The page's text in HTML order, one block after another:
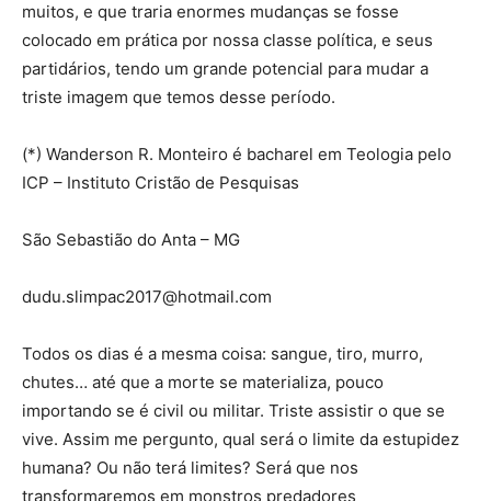
muitos, e que traria enormes mudanças se fosse
colocado em prática por nossa classe política, e seus
partidários, tendo um grande potencial para mudar a
triste imagem que temos desse período.
(*) Wanderson R. Monteiro é bacharel em Teologia pelo
ICP – Instituto Cristão de Pesquisas
São Sebastião do Anta – MG
dudu.slimpac2017@hotmail.com
Todos os dias é a mesma coisa: sangue, tiro, murro,
chutes… até que a morte se materializa, pouco
importando se é civil ou militar. Triste assistir o que se
vive. Assim me pergunto, qual será o limite da estupidez
humana? Ou não terá limites? Será que nos
transformaremos em monstros predadores